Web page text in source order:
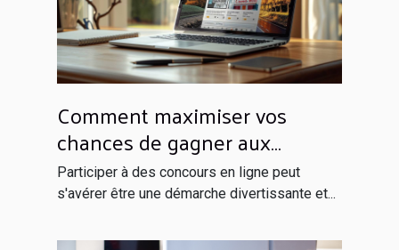
Comment maximiser vos
chances de gagner aux
concours en ligne
Participer à des concours en ligne peut
s'avérer être une démarche divertissante et...